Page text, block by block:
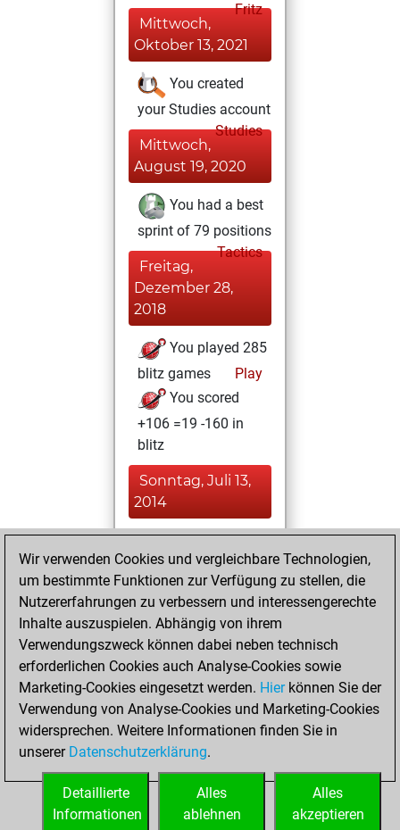
Fritz
Mittwoch,
Oktober 13, 2021
You created
your Studies account
Studies
Mittwoch,
August 19, 2020
You had a best
sprint of 79 positions
Tactics
Freitag,
Dezember 28,
2018
You played 285
blitz games
Play
You scored
+106 =19 -160 in
blitz
Sonntag, Juli 13,
2014
You played 114
bullet games
Play
You scored +43
=7 -64 in bullet
Dienstag, März 17,
2009
You played 1
slow games
Play
You scored +1
=0 -0 in slow games
Wir verwenden Cookies und vergleichbare Technologien,
um bestimmte Funktionen zur Verfügung zu stellen, die
Nutzererfahrungen zu verbessern und interessengerechte
Inhalte auszuspielen. Abhängig von ihrem
Verwendungszweck können dabei neben technisch
erforderlichen Cookies auch Analyse-Cookies sowie
Marketing-Cookies eingesetzt werden. Hierkönnen Sie der
Verwendung von Analyse-Cookies und Marketing-Cookies
widersprechen. Weitere Informationen finden Sie in
unserer Datenschutzerklärung.
Alles
akzeptieren
Alles
ablehnen
Detaillierte
Informationen